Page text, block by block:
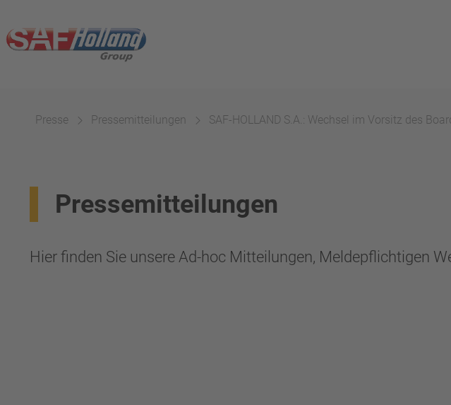
Presse Pressemitteilungen SAF-HOLLAND S.A.: Wechsel im Vorsitz des
Pressemitteilungen
Hier finden Sie unsere Ad-hoc Mitteilungen, Meldepflichtigen